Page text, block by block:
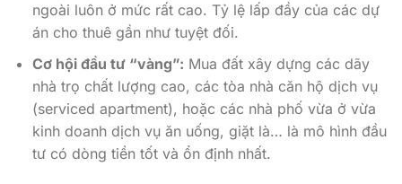
ngoài luôn ở mức rất cao. Tỷ lệ lấp đầy của các dự
án cho thuê gần như tuyệt đối.
Cơ hội đầu tư “vàng”: Mua đất xây dựng các dãy
nhà trọ chất lượng cao, các tòa nhà căn hộ dịch vụ
(serviced apartment), hoặc các nhà phố vừa ở vừa
kinh doanh dịch vụ ăn uống, giặt là… là mô hình đầu
tư có dòng tiền tốt và ổn định nhất.